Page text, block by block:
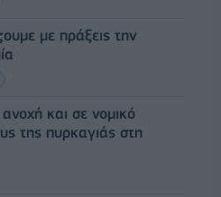
με πράξεις την
και σε νομικό
της πυρκαγιάς στη